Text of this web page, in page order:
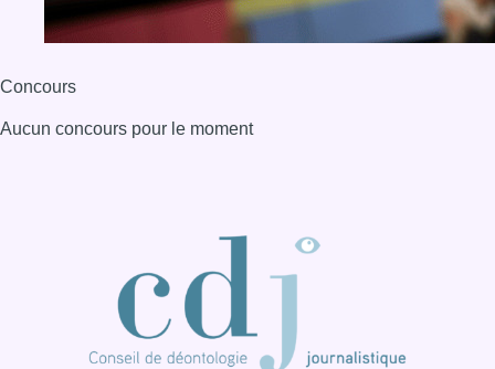
Concours
Aucun concours pour le moment